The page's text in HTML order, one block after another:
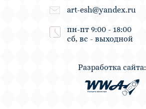
art-esh@yandex.ru
пн-пт 9:00 - 18:00
сб, вс - выходной
Разработка сайта: